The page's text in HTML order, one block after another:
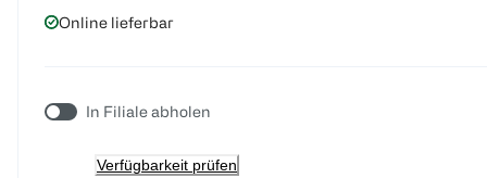
Online lieferbar
In Filiale abholen
Verfügbarkeit prüfen